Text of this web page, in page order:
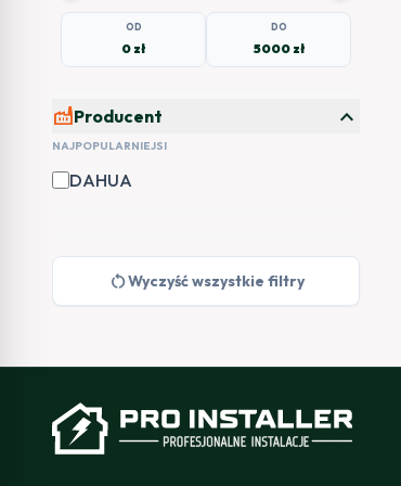
OD
0 zł
DO
5000 zł
factoryProducent expand_more
NAJPOPULARNIEJSI
DAHUA
restart_altWyczyść wszystkie filtry